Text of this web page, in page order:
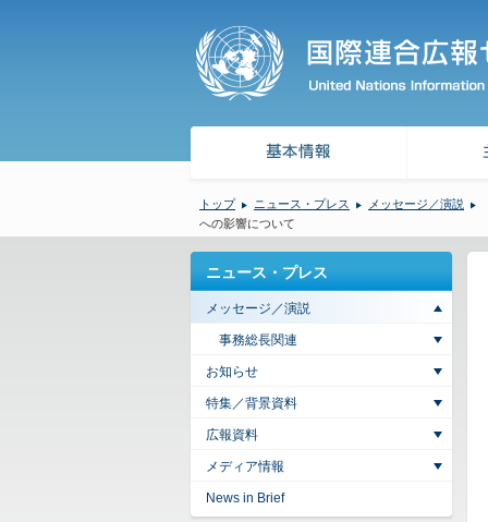
トップ ニュース・プレス メッセージ／演説
への影響について
ニュース・プレス
メッセージ／演説
事務総長関連
お知らせ
特集／背景資料
広報資料
メディア情報
News in Brief